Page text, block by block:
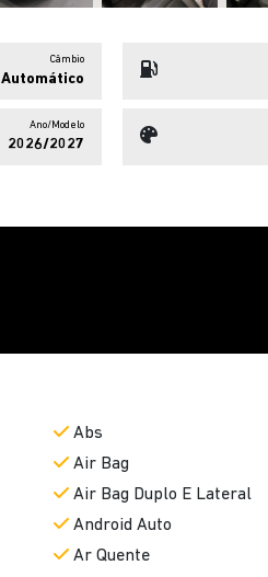
Câmbio
Automático
Ano/Modelo
2026/2027
Abs
Air Bag
Air Bag Duplo E Lateral
Android Auto
Ar Quente